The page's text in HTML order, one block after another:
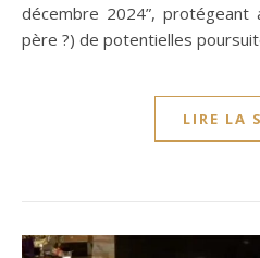
décembre 2024”,
père ?) de potentielles
LIRE LA